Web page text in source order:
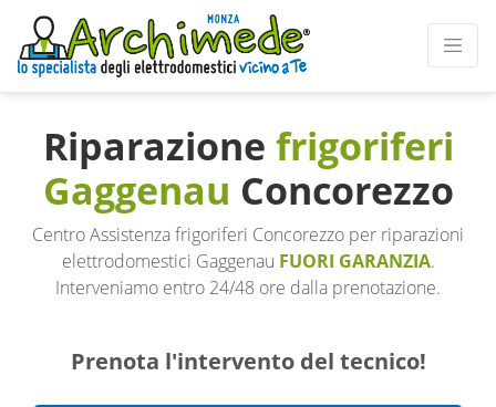
Riparazione frigoriferi
Gaggenau Concorezzo
Centro Assistenza frigoriferi Concorezzo per riparazioni
elettrodomestici Gaggenau FUORI GARANZIA.
Interveniamo entro 24/48 ore dalla prenotazione.
Prenota l'intervento del tecnico!